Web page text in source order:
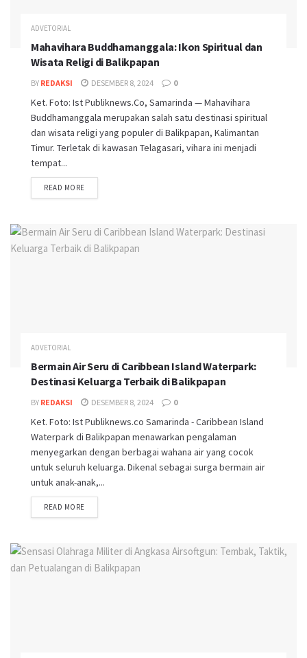
ADVETORIAL
Mahavihara Buddhamanggala: Ikon Spiritual dan
Wisata Religi di Balikpapan
BY REDAKSI DESEMBER 8, 2024 0
Ket. Foto: Ist Publiknews.Co, Samarinda — Mahavihara
Buddhamanggala merupakan salah satu destinasi spiritual
dan wisata religi yang populer di Balikpapan, Kalimantan
Timur. Terletak di kawasan Telagasari, vihara ini menjadi
tempat...
READ MORE
ADVETORIAL
Bermain Air Seru di Caribbean Island Waterpark:
Destinasi Keluarga Terbaik di Balikpapan
BY REDAKSI DESEMBER 8, 2024 0
Ket. Foto: Ist Publiknews.co Samarinda - Caribbean Island
Waterpark di Balikpapan menawarkan pengalaman
menyegarkan dengan berbagai wahana air yang cocok
untuk seluruh keluarga. Dikenal sebagai surga bermain air
untuk anak-anak,...
READ MORE